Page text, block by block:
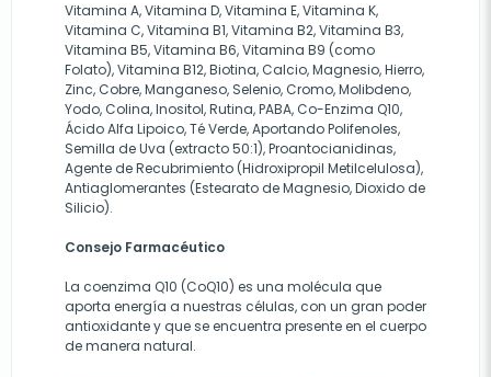
Vitamina A, Vitamina D, Vitamina E, Vitamina K,
Vitamina C, Vitamina B1, Vitamina B2, Vitamina B3,
Vitamina B5, Vitamina B6, Vitamina B9 (como
Folato), Vitamina B12, Biotina, Calcio, Magnesio, Hierro,
Zinc, Cobre, Manganeso, Selenio, Cromo, Molibdeno,
Yodo, Colina, Inositol, Rutina, PABA, Co-Enzima Q10,
Ácido Alfa Lipoico, Té Verde, Aportando Polifenoles,
Semilla de Uva (extracto 50:1), Proantocianidinas,
Agente de Recubrimiento (Hidroxipropil Metilcelulosa),
Antiaglomerantes (Estearato de Magnesio, Dioxido de
Silicio).
Consejo Farmacéutico
La coenzima Q10 (CoQ10) es una molécula que
aporta energía a nuestras células, con un gran poder
antioxidante y que se encuentra presente en el cuerpo
de manera natural.